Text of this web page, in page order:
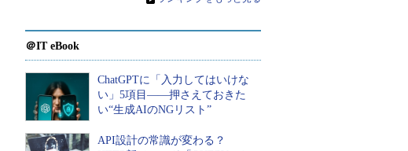
＠IT eBook
ChatGPTに「入力してはいけな
い」5項目――押さえておきた
い“生成AIのNGリスト”
API設計の常識が変わる？